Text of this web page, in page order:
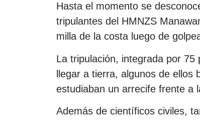
Hasta el momento se
tripulantes del HMNZS
milla de la costa luego de
La tripulación, integrada por
llegar a tierra, algunos de
estudiaban un arrecife frente a
Además de científicos civiles,